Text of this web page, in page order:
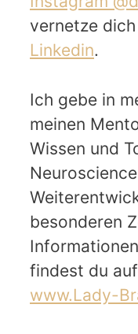
vernetze
Linkedin.
Ich gebe in
meinen
Wissen und
besonderen
findest du
www.Lady-